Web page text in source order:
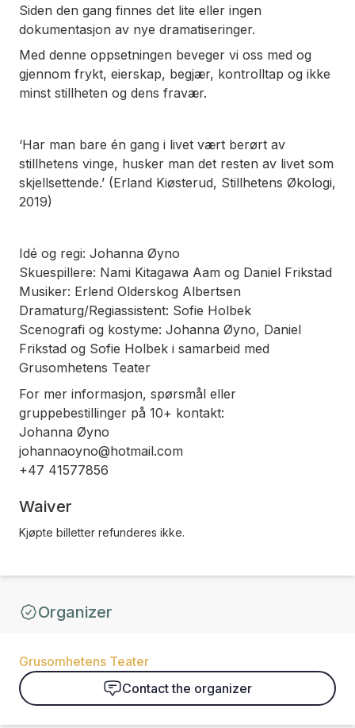
Siden den gang finnes det lite eller ingen
dokumentasjon av nye dramatiseringer.
Med denne oppsetningen beveger vi oss med og
gjennom frykt, eierskap, begjær, kontrolltap og ikke
minst stillheten og dens fravær.
‘Har man bare én gang i livet vært berørt av
stillhetens vinge, husker man det resten av livet som
skjellsettende.’ (Erland Kiøsterud, Stillhetens Økologi,
2019)
Idé og regi: Johanna Øyno
Skuespillere: Nami Kitagawa Aam og Daniel Frikstad
Musiker: Erlend Olderskog Albertsen
Dramaturg/Regiassistent: Sofie Holbek
Scenografi og kostyme: Johanna Øyno, Daniel
Frikstad og Sofie Holbek i samarbeid med
Grusomhetens Teater
For mer informasjon, spørsmål eller
gruppebestillinger på 10+ kontakt:
Johanna Øyno
johannaoyno@hotmail.com
+47 41577856
Waiver
Kjøpte billetter refunderes ikke.
Organizer
Grusomhetens Teater
Contact the organizer